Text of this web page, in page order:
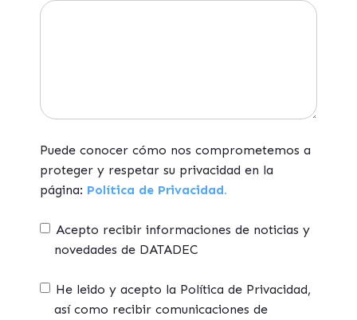
Puede conocer cómo nos comprometemos a
proteger y respetar su privacidad en la
página: Política de Privacidad.
Acepto recibir informaciones de noticias y
novedades de DATADEC
He leido y acepto la Política de Privacidad,
así como recibir comunicaciones de